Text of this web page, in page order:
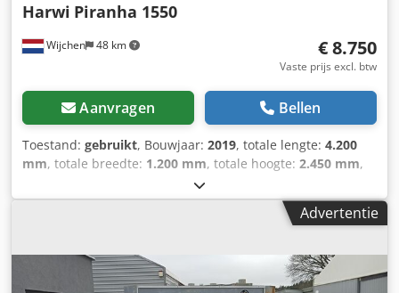
Wijchen 48 km
Harwi Piranha 1550
€ 8.750
Vaste prijs excl. btw
Aanvragen Bellen
Toestand: gebruikt, Bouwjaar: 2019, totale lengte: 4.200
mm, totale breedte: 1.200 mm, totale hoogte: 2.450 mm,
Kleur: Zwart Gewicht: 600 kg - Bouwjaar: 2019 -
Documentatie aanwezig: Nee - CE markering aanwezig: Ja -
CE certificaat aanwezig: Nee Chsdpozk Ia Dsfx Ahuea -
[mm]: 1550 - Max. zaagbreedte [mm]: 3300 - Max.
zaagdiepte [mm]: 55 - Min. zaagblad diameter [mm]: 250 -
Advertentie